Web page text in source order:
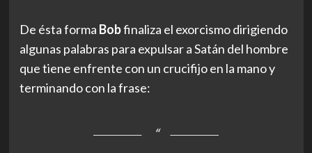
De ésta forma Bobfinaliza el exorcismo dirigiendo
algunas palabras para expulsar a Satán del hombre
que tiene enfrente con un crucifijo en la mano y
terminando con la frase: